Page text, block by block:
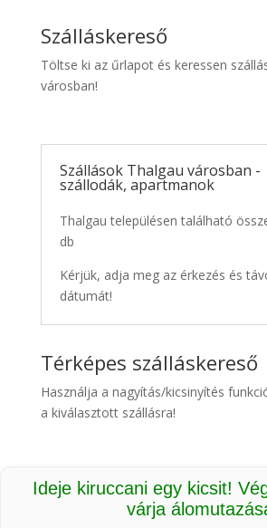
Kiwi
Taxi
Szálláskereső
Töltse ki az űrlapot és keressen
városban!
Szállások Thalgau városban -
szállodák, apartmanok
Thalgau településen található
db
Kérjük, adja meg az érkezés és
dátumát!
Térképes szálláskereső
Használja a nagyítás/kicsinyítés
a kiválasztott szállásra!
Ideje kiruccani egy kicsit!
várja